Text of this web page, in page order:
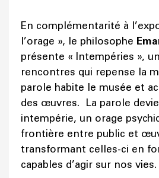
En complémentarité à
l’orage », le philosophe
présente « Intempéries »,
rencontres qui repense la
parole habite le musée et
des œuvres. La parole
intempérie, un orage
frontière entre public et
transformant celles-ci en
capables d’agir sur nos vies.